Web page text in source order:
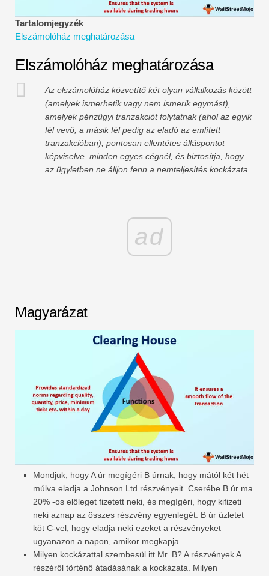
Pénzügyi modellezési oktatóanyagok
Teljes alak
Kockázatkezelési oktatóanyagok
Tartalomjegyzék
Elszámolóház meghatározása
Elszámolóház meghatározása
Az elszámolóház közvetítő két olyan vállalkozás között
(amelyek ismerhetik vagy nem ismerik egymást),
amelyek pénzügyi tranzakciót folytatnak (ahol az egyik
fél vevő, a másik fél pedig az eladó az említett
tranzakcióban), pontosan ellentétes álláspontot
képviselve. minden egyes cégnél, és biztosítja, hogy
az ügyletben ne álljon fenn a nemteljesítés kockázata.
ad
Magyarázat
Mondjuk, hogy A úr megígéri B úrnak, hogy mától két hét
múlva eladja a Johnson Ltd részvényeit. Cserébe B úr ma
20% -os előleget fizetett neki, és megígéri, hogy kifizeti
neki aznap az összes részvény egyenlegét. B úr üzletet
köt C-vel, hogy eladja neki ezeket a részvényeket
ugyanazon a napon, amikor megkapja.
Milyen kockázattal szembesül itt Mr. B? A részvények A.
részéről történő átadásának a kockázata. Milyen